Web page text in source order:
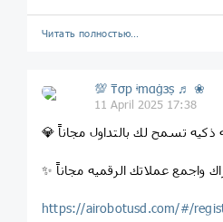
Читать полностью…
💯 ₸σp ᶤmαġзṣ ♬ ❀
11 April 2025 17:38
https://airobotusd.com/#/